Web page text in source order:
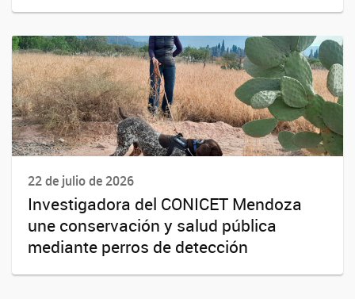
22 de julio de 2026
Investigadora del CONICET Mendoza
une conservación y salud pública
mediante perros de detección